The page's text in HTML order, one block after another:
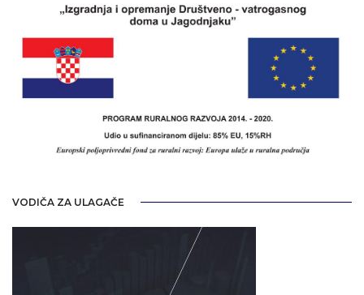
VODIČA ZA ULAGAČE